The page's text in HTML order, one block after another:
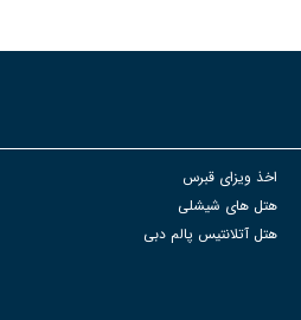
اخذ ویزای قبرس
هتل های شیشلی
هتل آتلانتیس پالم دبی